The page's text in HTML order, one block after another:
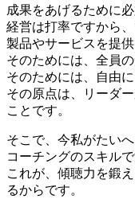
成果をあげるために
経営は打率ですから
製品やサービスを提
そのためには、全員
そのためには、自由
その原点は、リーダ
ことです。
そこで、今私がたい
コーチングのスキルで
これが、傾聴力を鍛
るからです。